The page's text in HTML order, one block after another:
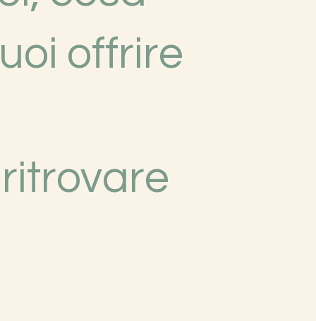
offrire